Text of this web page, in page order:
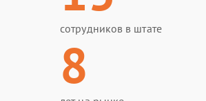
сотрудников в штате
8